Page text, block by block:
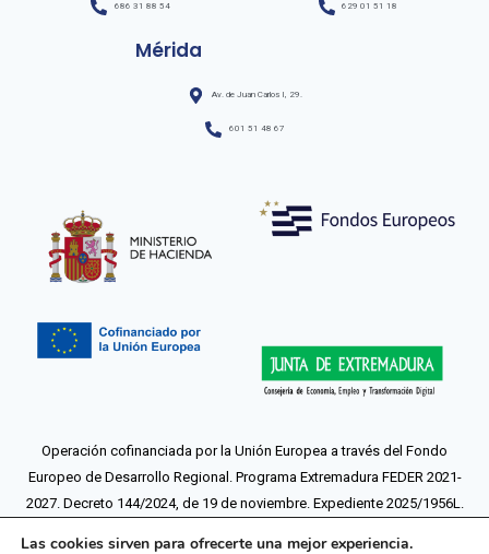
686 31 88 54 629 01 51 18
Mérida
Av. de Juan Carlos I, 29.
601 51 48 67
Operación cofinanciada por la Unión Europea a través del Fondo
Europeo de Desarrollo Regional. Programa Extremadura FEDER 2021-
2027. Decreto 144/2024, de 19 de noviembre. Expediente 2025/1956L.
Las cookies sirven para ofrecerte una mejor experiencia.